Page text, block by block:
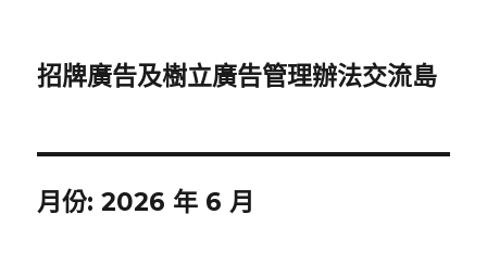
招牌廣告及樹立廣告管理辦法交流島
月份:2026 年 6 月